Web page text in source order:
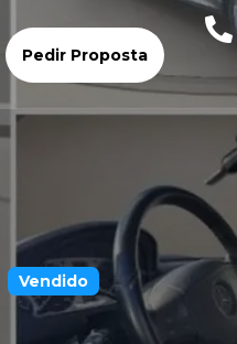
Pedir Proposta
Vendido